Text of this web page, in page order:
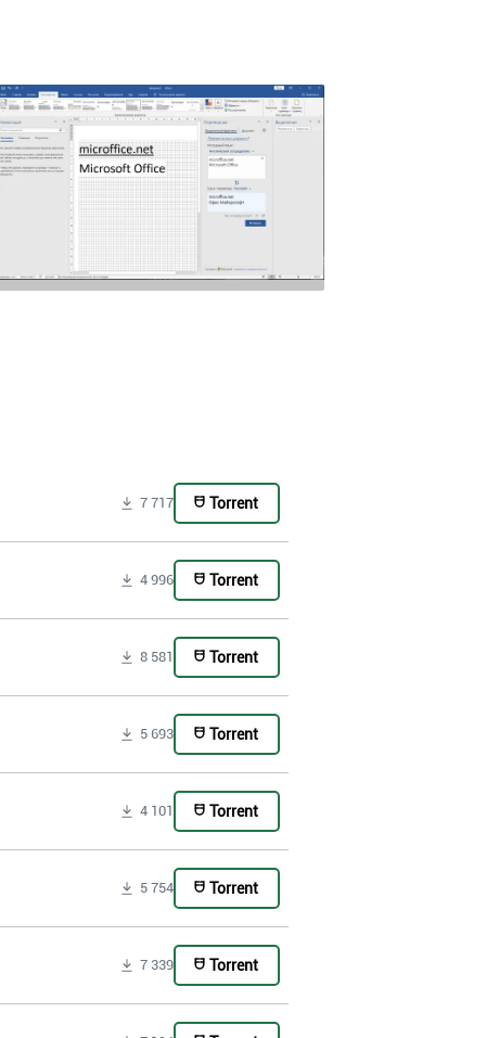
7 717 Torrent
4 996 Torrent
8 581 Torrent
5 693 Torrent
4 101 Torrent
5 754 Torrent
7 339 Torrent